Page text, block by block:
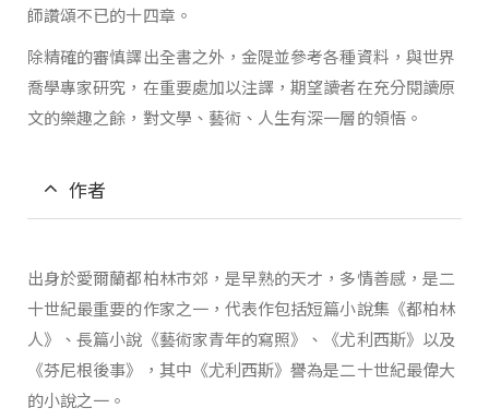
師讚頌不已的十四章。
除精確的審慎譯出全書之外，金隄並參考各種資料，與世界
喬學專家研究，在重要處加以注譯，期望讀者在充分閱讀原
文的樂趣之餘，對文學、藝術、人生有深一層的領悟。
作者
出身於愛爾蘭都柏林市郊，是早熟的天才，多情善感，是二
十世紀最重要的作家之一，代表作包括短篇小說集《都柏林
人》、長篇小說《藝術家青年的寫照》、《尤利西斯》以及
《芬尼根後事》，其中《尤利西斯》譽為是二十世紀最偉大
的小說之一。